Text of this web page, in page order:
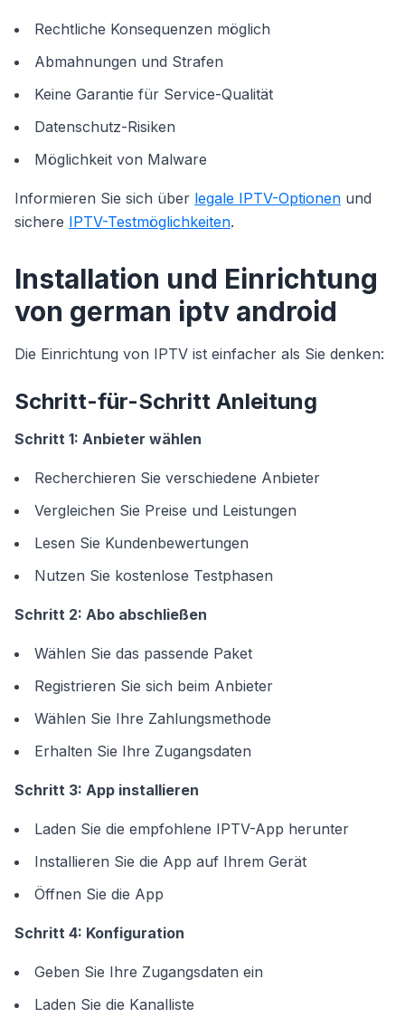
Rechtliche Konsequenzen möglich
Abmahnungen und Strafen
Keine Garantie für Service-Qualität
Datenschutz-Risiken
Möglichkeit von Malware
Informieren Sie sich über legale IPTV-Optionen und
sichere IPTV-Testmöglichkeiten.
Installation und Einrichtung
von german iptv android
Die Einrichtung von IPTV ist einfacher als Sie denken:
Schritt-für-Schritt Anleitung
Schritt 1: Anbieter wählen
Recherchieren Sie verschiedene Anbieter
Vergleichen Sie Preise und Leistungen
Lesen Sie Kundenbewertungen
Nutzen Sie kostenlose Testphasen
Schritt 2: Abo abschließen
Wählen Sie das passende Paket
Registrieren Sie sich beim Anbieter
Wählen Sie Ihre Zahlungsmethode
Erhalten Sie Ihre Zugangsdaten
Schritt 3: App installieren
Laden Sie die empfohlene IPTV-App herunter
Installieren Sie die App auf Ihrem Gerät
Öffnen Sie die App
Schritt 4: Konfiguration
Geben Sie Ihre Zugangsdaten ein
Laden Sie die Kanalliste